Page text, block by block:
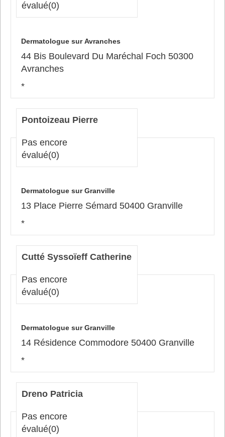
évalué(0)
Dermatologue sur Avranches
44 Bis Boulevard Du Maréchal Foch 50300
Avranches
*
Pontoizeau Pierre
Pas encore
évalué(0)
Dermatologue sur Granville
13 Place Pierre Sémard 50400 Granville
*
Cutté Syssoïeff Catherine
Pas encore
évalué(0)
Dermatologue sur Granville
14 Résidence Commodore 50400 Granville
*
Dreno Patricia
Pas encore
évalué(0)